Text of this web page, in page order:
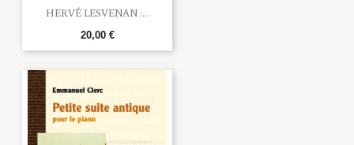
HERVÉ LESVENAN :...
20,00 €